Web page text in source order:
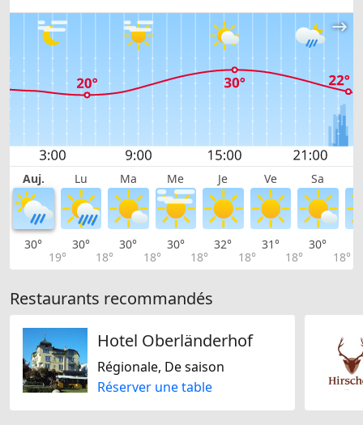
Auj. Lu Ma Me Je Ve Sa
30°
19°
30°
18°
30°
18°
30°
18°
32°
18°
31°
18°
30°
18°
Restaurants recommandés
Hotel Oberländerhof
Régionale, De saison
Réserver une table